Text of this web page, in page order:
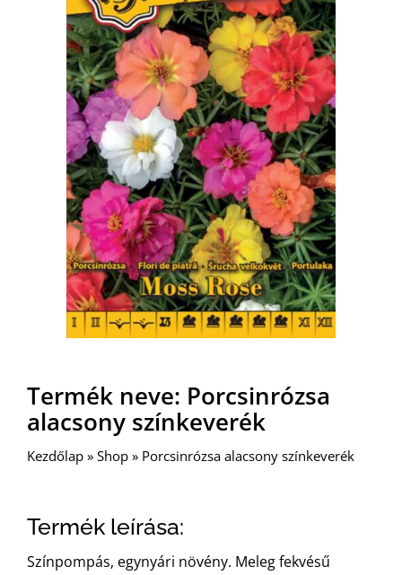
MAGYAR
Termék neve: Porcsinrózsa
alacsony színkeverék
Kezdőlap » Shop » Porcsinrózsa alacsony színkeverék
Termék leírása:
Színpompás, egynyári növény. Meleg fekvésű